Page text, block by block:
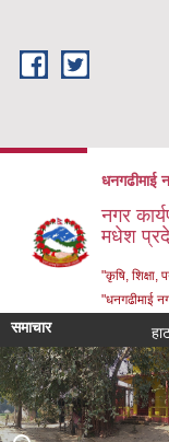
धनगढीमाई
नगर
मधेश
"कृषि, शिक्षा,
"धनगढीमाई
समाचार हाट